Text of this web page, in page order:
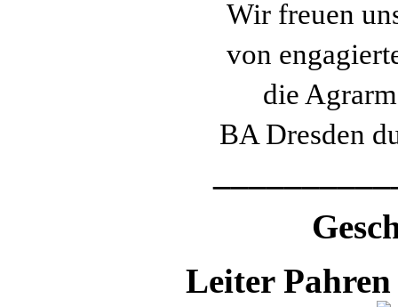
Wir freuen
von
die
BA Dresden
Leiter